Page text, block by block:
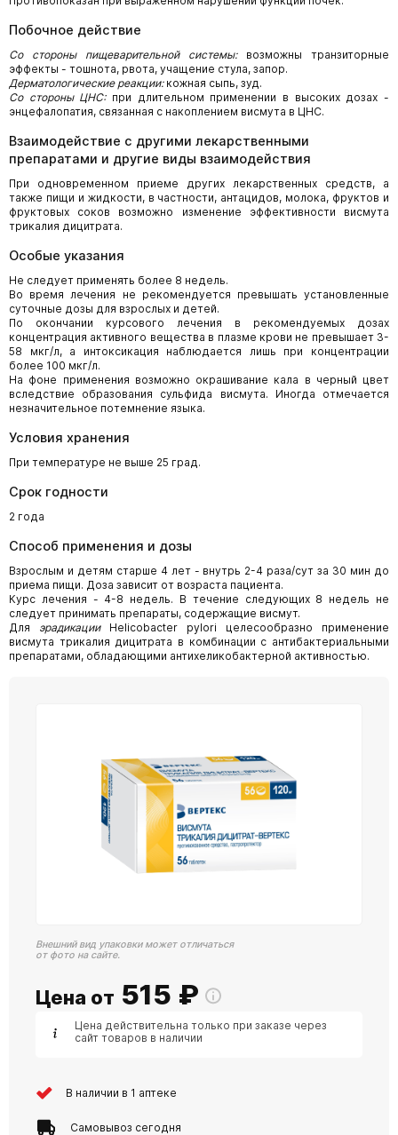
Побочное действие
Со стороны пищеварительной системы:возможны транзиторные
эффекты - тошнота, рвота, учащение стула, запор.
Дерматологические реакции:кожная сыпь, зуд.
Со стороны ЦНС:при длительном применении в высоких дозах -
энцефалопатия, связанная с накоплением висмута в ЦНС.
Взаимодействие с другими лекарственными
препаратами и другие виды взаимодействия
При одновременном приеме других лекарственных средств, а
также пищи и жидкости, в частности, антацидов, молока, фруктов и
фруктовых соков возможно изменение эффективности висмута
трикалия дицитрата.
Особые указания
Не следует применять более 8 недель.
Во время лечения не рекомендуется превышать установленные
суточные дозы для взрослых и детей.
По окончании курсового лечения в рекомендуемых дозах
концентрация активного вещества в плазме крови не превышает 3-
58 мкг/л, а интоксикация наблюдается лишь при концентрации
более 100 мкг/л.
На фоне применения возможно окрашивание кала в черный цвет
вследствие образования сульфида висмута. Иногда отмечается
незначительное потемнение языка.
Условия хранения
При температуре не выше 25 град.
Срок годности
2 года
Способ применения и дозы
Взрослым и детям старше 4 лет - внутрь 2-4 раза/сут за 30 мин до
приема пищи. Доза зависит от возраста пациента.
Курс лечения - 4-8 недель. В течение следующих 8 недель не
следует принимать препараты, содержащие висмут.
Для эрадикацииHelicobacter pylori целесообразно применение
висмута трикалия дицитрата в комбинации с антибактериальными
препаратами, обладающими антихеликобактерной активностью.
Внешний вид упаковки может отличаться
от фото на сайте.
Цена от 515 ₽
Цена действительна только при заказе через
сайт товаров в наличии
В наличии в 1 аптеке
Самовывоз сегодня